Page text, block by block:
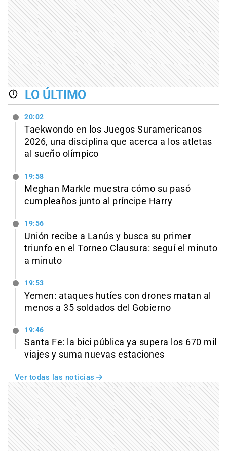
LO ÚLTIMO
20:02
Taekwondo en los Juegos Suramericanos
2026, una disciplina que acerca a los atletas
al sueño olímpico
19:58
Meghan Markle muestra cómo su pasó
cumpleaños junto al príncipe Harry
19:56
Unión recibe a Lanús y busca su primer
triunfo en el Torneo Clausura: seguí el minuto
a minuto
19:53
Yemen: ataques hutíes con drones matan al
menos a 35 soldados del Gobierno
19:46
Santa Fe: la bici pública ya supera los 670 mil
viajes y suma nuevas estaciones
Ver todas las noticias